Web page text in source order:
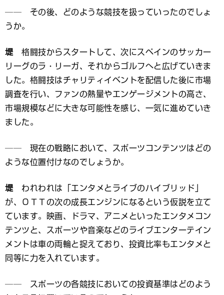
── その後、どのような競技を扱っていったのでしょ
うか。
堤 格闘技からスタートして、次にスペインのサッカー
リーグのラ・リーガ、それからゴルフへと広げていきま
した。格闘技はチャリティイベントを配信した後に市場
調査を行い、ファンの熱量やエンゲージメントの高さ、
市場規模などに大きな可能性を感じ、一気に進めていき
ました。
── 現在の戦略において、スポーツコンテンツはどの
ような位置付けなのでしょうか。
堤 われわれは「エンタメとライブのハイブリッド」
が、ＯＴＴの次の成長エンジンになるという仮説を立て
ています。映画、ドラマ、アニメといったエンタメコン
テンツと、スポーツや音楽などのライブエンターテイン
メントは車の両輪と捉えており、投資比率もエンタメと
同等に力を入れています。
── スポーツの各競技においての投資基準はどのよう